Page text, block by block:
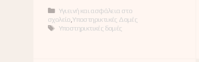
Κατηγορίες
Υγιεινή και ασφάλεια στο
σχολείο Υποστηρικτικές Δομές
Ετικέτες
Υποστηρικτικές δομές